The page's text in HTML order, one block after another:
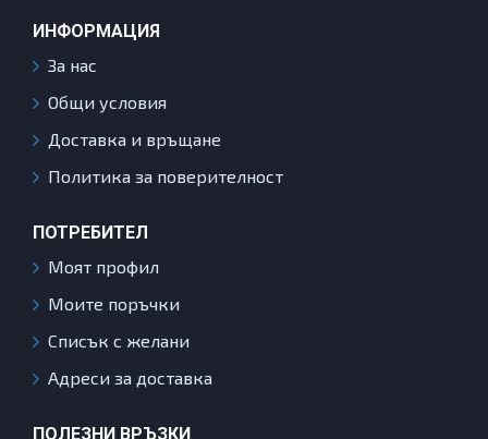
ИНФОРМАЦИЯ
За нас
Общи условия
Доставка и връщане
Политика за поверителност
ПОТРЕБИТЕЛ
Моят профил
Моите поръчки
Списък с желани
Адреси за доставка
ПОЛЕЗНИ ВРЪЗКИ